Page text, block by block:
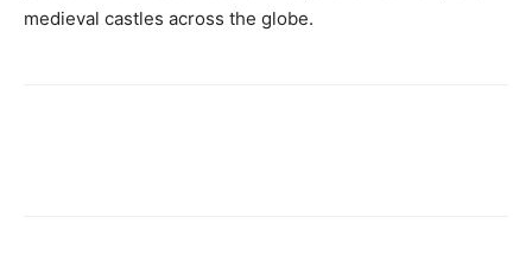
medieval castles across the globe.